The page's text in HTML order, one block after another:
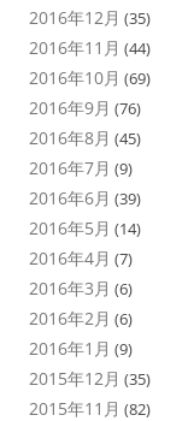
2016年12月 (35)
2016年11月 (44)
2016年10月 (69)
2016年9月 (76)
2016年8月 (45)
2016年7月 (9)
2016年6月 (39)
2016年5月 (14)
2016年4月 (7)
2016年3月 (6)
2016年2月 (6)
2016年1月 (9)
2015年12月 (35)
2015年11月 (82)